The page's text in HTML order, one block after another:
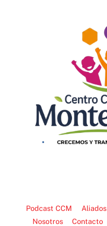
Podcast CCM Aliados
Nosotros
Contacto